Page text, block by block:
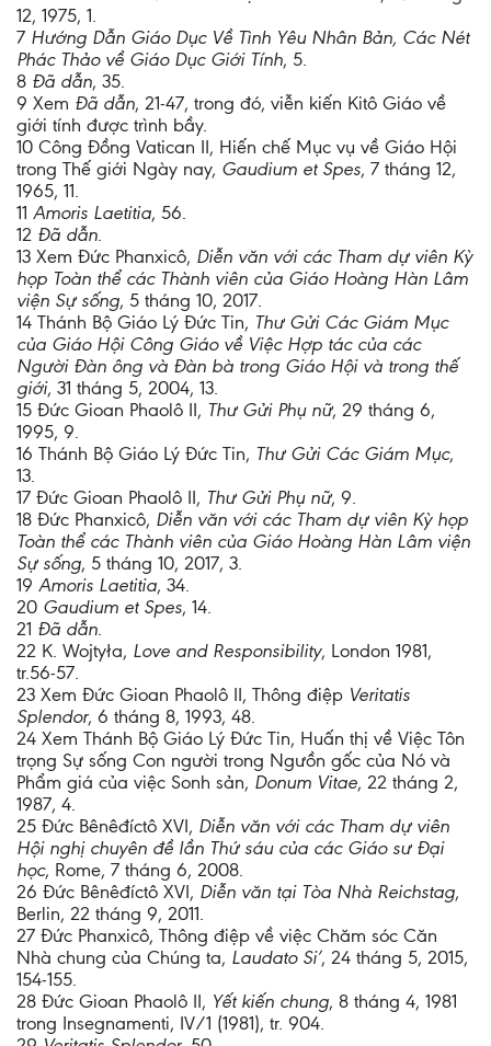
12, 1975, 1.
7 Hướng Dẫn Giáo Dục Về Tình Yêu Nhân Bản, Các Nét
Phác Thảo về Giáo Dục Giới Tính, 5.
8 Đã dẫn, 35.
9 Xem Đã dẫn, 21-47, trong đó, viễn kiến Kitô Giáo về
giới tính được trình bầy.
10 Công Đồng Vatican II, Hiến chế Mục vụ về Giáo Hội
trong Thế giới Ngày nay, Gaudium et Spes, 7 tháng 12,
1965, 11.
11 Amoris Laetitia, 56.
12 Đã dẫn.
13 Xem Đức Phanxicô, Diễn văn với các Tham dự viên Kỳ
họp Toàn thể các Thành viên của Giáo Hoàng Hàn Lâm
viện Sự sống, 5 tháng 10, 2017.
14 Thánh Bộ Giáo Lý Đức Tin, Thư Gửi Các Giám Mục
của Giáo Hội Công Giáo về Việc Hợp tác của các
Người Đàn ông và Đàn bà trong Giáo Hội và trong thế
giới, 31 tháng 5, 2004, 13.
15 Đức Gioan Phaolô II, Thư Gửi Phụ nữ, 29 tháng 6,
1995, 9.
16 Thánh Bộ Giáo Lý Đức Tin, Thư Gửi Các Giám Mục,
13.
17 Đức Gioan Phaolô II, Thư Gửi Phụ nữ, 9.
18 Đức Phanxicô, Diễn văn với các Tham dự viên Kỳ họp
Toàn thể các Thành viên của Giáo Hoàng Hàn Lâm viện
Sự sống, 5 tháng 10, 2017, 3.
19 Amoris Laetitia, 34.
20 Gaudium et Spes, 14.
21 Đã dẫn.
22 K. Wojtyła, Love and Responsibility, London 1981,
tr.56-57.
23 Xem Đức Gioan Phaolô II, Thông điệp Veritatis
Splendor, 6 tháng 8, 1993, 48.
24 Xem Thánh Bộ Giáo Lý Đức Tin, Huấn thị về Việc Tôn
trọng Sự sống Con người trong Ngưồn gốc của Nó và
Phẩm giá của việc Sonh sản, Donum Vitae, 22 tháng 2,
1987, 4.
25 Đức Bênêđíctô XVI, Diễn văn với các Tham dự viên
Hội nghị chuyên đề lần Thứ sáu của các Giáo sư Đại
học, Rome, 7 tháng 6, 2008.
26 Đức Bênêđíctô XVI, Diễn văn tại Tòa Nhà Reichstag,
Berlin, 22 tháng 9, 2011.
27 Đức Phanxicô, Thông điệp về việc Chăm sóc Căn
Nhà chung của Chúng ta, Laudato Si’, 24 tháng 5, 2015,
154-155.
28 Đức Gioan Phaolô II, Yết kiến chung, 8 tháng 4, 1981
trong Insegnamenti, IV/1 (1981), tr. 904.